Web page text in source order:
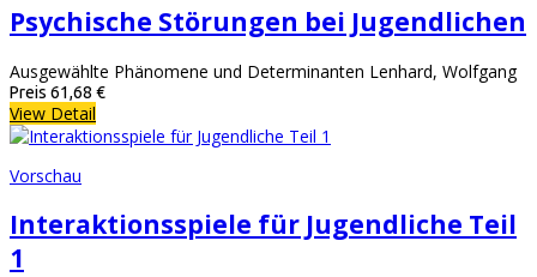
Psychische Störungen bei Jugendlichen
Ausgewählte Phänomene und Determinanten Lenhard, Wolfgang
Preis 61,68 €
View Detail
Vorschau
Interaktionsspiele für Jugendliche Teil
1